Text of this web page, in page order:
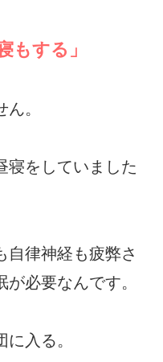
もする」
。
寝をしていました
自律神経も疲弊さ
必要なんです。
入る。